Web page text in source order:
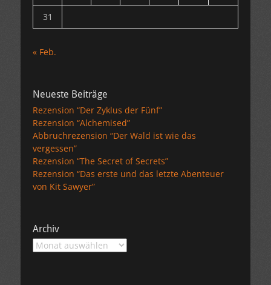
31
« Feb.
Neueste Beiträge
Rezension “Der Zyklus der Fünf”
Rezension “Alchemised”
Abbruchrezension “Der Wald ist wie das
vergessen”
Rezension “The Secret of Secrets”
Rezension “Das erste und das letzte Abenteuer
von Kit Sawyer”
Archiv
Archiv